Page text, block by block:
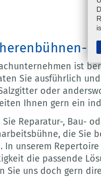
ist
Sie ausführlich
oder
Ihnen gern ein
Sie Reparatur-, Bau-
die Sie
In unserem
die passende
Sie uns doch gern